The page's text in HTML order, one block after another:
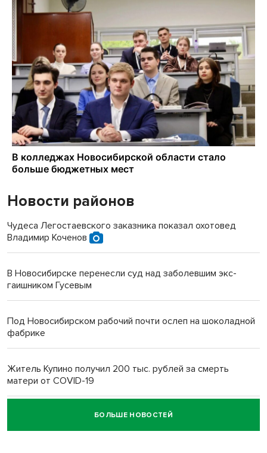
Новости районов
Чудеса Легостаевского заказника показал охотовед
Владимир Коченов
В Новосибирске перенесли суд над заболевшим экс-
гаишником Гусевым
Под Новосибирском рабочий почти ослеп на шоколадной
фабрике
Житель Купино получил 200 тыс. рублей за смерть
матери от COVID-19
Новосибирский суд наказал водителя за смерть
пенсионерки на вокзале
БОЛЬШЕ НОВОСТЕЙ